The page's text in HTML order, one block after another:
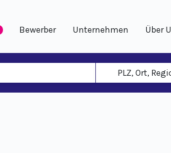
Bewerber Unternehmen Über